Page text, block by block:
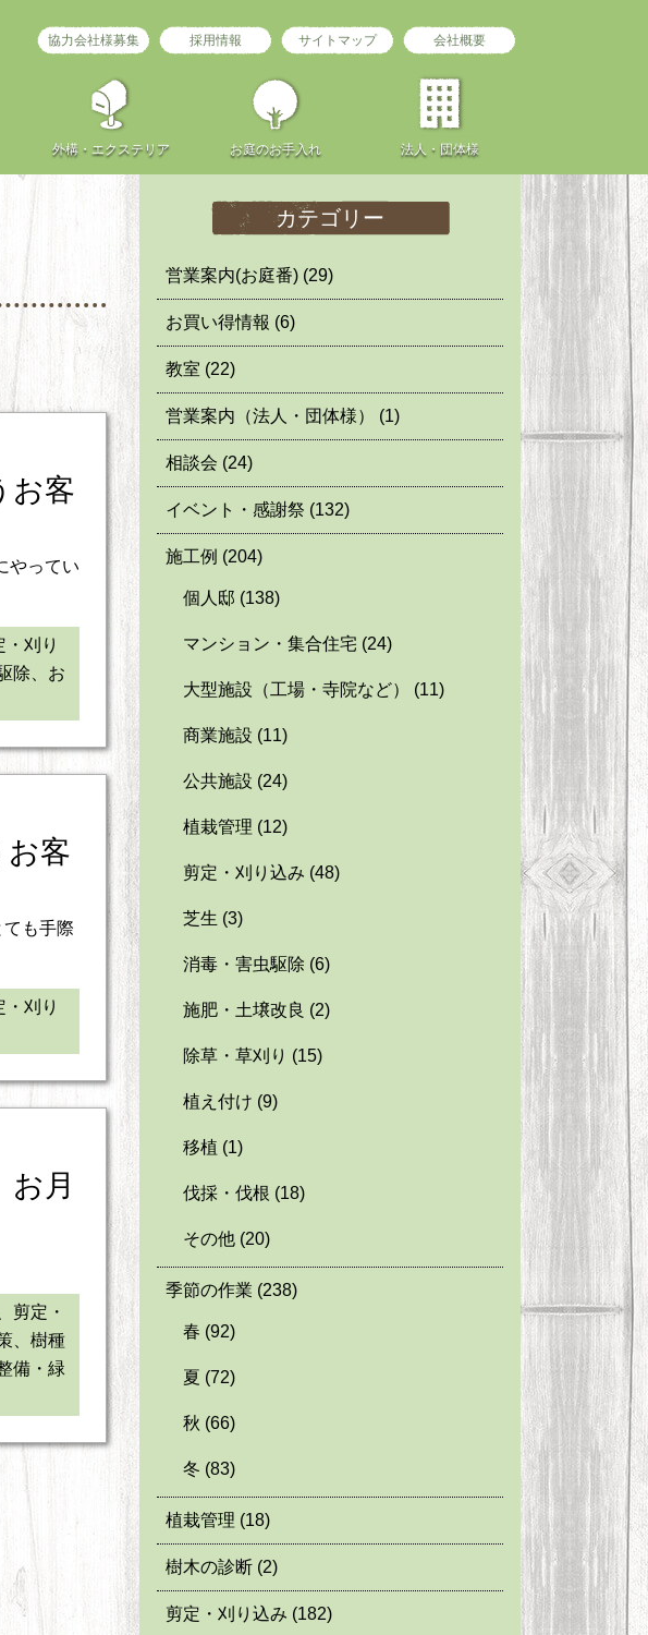
外構・ エクステリア お庭のお手入れ 法人・団体様
協力会社様募集 採用情報 サイトマップ 会社概要
お客
やってい
刈り
除、お
お客
ても手際
刈り
月
剪定・
、樹種
備・緑
カテゴリー
営業案内(お庭番) (29)
お買い得情報 (6)
教室 (22)
営業案内（法人・団体様） (1)
相談会 (24)
イベント・感謝祭 (132)
施工例 (204)
個人邸 (138)
マンション・集合住宅 (24)
大型施設（工場・寺院など） (11)
商業施設 (11)
公共施設 (24)
植栽管理 (12)
剪定・刈り込み (48)
芝生 (3)
消毒・害虫駆除 (6)
施肥・土壌改良 (2)
除草・草刈り (15)
植え付け (9)
移植 (1)
伐採・伐根 (18)
その他 (20)
季節の作業 (238)
春 (92)
夏 (72)
秋 (66)
冬 (83)
植栽管理 (18)
樹木の診断 (2)
剪定・刈り込み (182)